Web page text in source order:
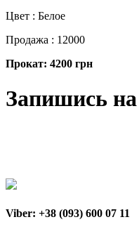
Цвет : Белое
Продажа : 12000
Прокат: 4200 грн
Запишись
Viber: +38 (093) 600 07 11